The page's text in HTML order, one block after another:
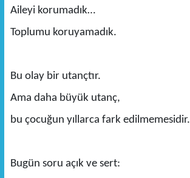
Aileyi korumadık…
Toplumu koruyamadık.
Bu olay bir utançtır.
Ama daha büyük utanç,
bu çocuğun yıllarca fark edilmemesidir.
Bugün soru açık ve sert: